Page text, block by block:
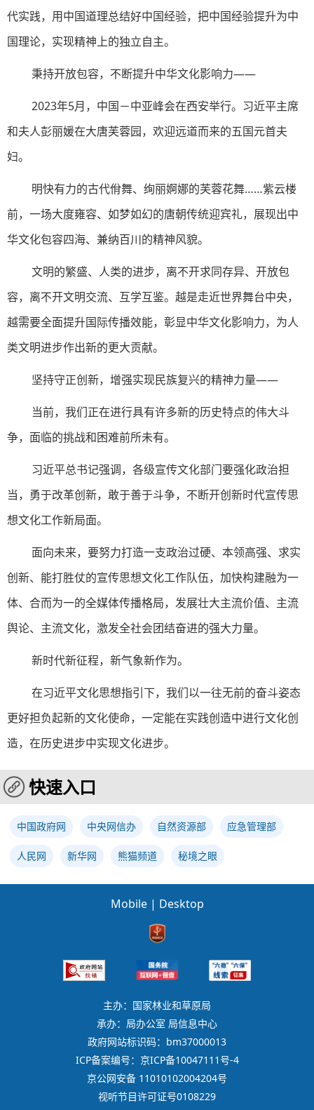
代实践，用中国道理总结好中国经验，把中国经验提升为中
国理论，实现精神上的独立自主。
秉持开放包容，不断提升中华文化影响力——
2023年5月，中国－中亚峰会在西安举行。习近平主席
和夫人彭丽媛在大唐芙蓉园，欢迎远道而来的五国元首夫
妇。
明快有力的古代佾舞、绚丽婀娜的芙蓉花舞……紫云楼
前，一场大度雍容、如梦如幻的唐朝传统迎宾礼，展现出中
华文化包容四海、兼纳百川的精神风貌。
文明的繁盛、人类的进步，离不开求同存异、开放包
容，离不开文明交流、互学互鉴。越是走近世界舞台中央，
越需要全面提升国际传播效能，彰显中华文化影响力，为人
类文明进步作出新的更大贡献。
坚持守正创新，增强实现民族复兴的精神力量——
当前，我们正在进行具有许多新的历史特点的伟大斗
争，面临的挑战和困难前所未有。
习近平总书记强调，各级宣传文化部门要强化政治担
当，勇于改革创新，敢于善于斗争，不断开创新时代宣传思
想文化工作新局面。
面向未来，要努力打造一支政治过硬、本领高强、求实
创新、能打胜仗的宣传思想文化工作队伍，加快构建融为一
体、合而为一的全媒体传播格局，发展壮大主流价值、主流
舆论、主流文化，激发全社会团结奋进的强大力量。
新时代新征程，新气象新作为。
在习近平文化思想指引下，我们以一往无前的奋斗姿态
更好担负起新的文化使命，一定能在实践创造中进行文化创
造，在历史进步中实现文化进步。
快速入口
中国政府网 中央网信办 自然资源部 应急管理部
人民网 新华网 熊猫频道 秘境之眼
Mobile | Desktop
主办：国家林业和草原局
承办：局办公室 局信息中心
政府网站标识码：bm37000013
ICP备案编号：京ICP备10047111号-4
京公网安备 11010102004204号
视听节目许可证号0108229